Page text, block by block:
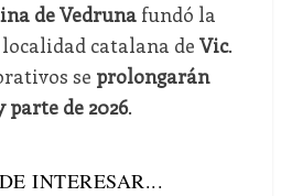
de Vedrunafundó la
catalana de Vic.
se prolongarán
parte de 2026.
INTERESAR...